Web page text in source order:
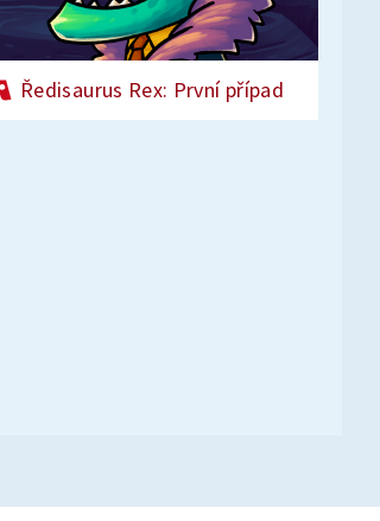
Ředisaurus Rex: První případ